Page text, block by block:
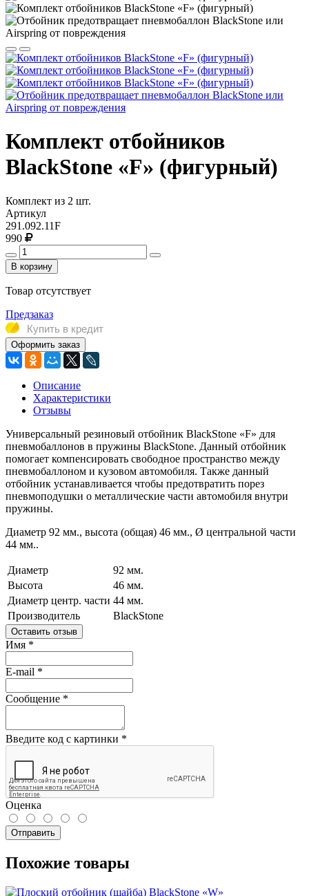
Комплект отбойников
BlackStone «F» (фигурный)
Комплект из 2 шт.
Артикул
291.092.11F
990
В корзину
Товар отсутствует
Предзаказ
Купить в кредит
Оформить заказ
Описание
Характеристики
Отзывы
Универсальный резиновый отбойник BlackStone «F» для
пневмобаллонов в пружины BlackStone. Данный отбойник
помогает компенсировать свободное пространство между
пневмобаллоном и кузовом автомобиля. Также данный
отбойник устанавливается чтобы предотвратить порез
пневмоподушки о металлические части автомобиля внутри
пружины.
Диаметр 92 мм., высота (общая) 46 мм., Ø центральной части
44 мм..
Диаметр
92 мм.
Высота
46 мм.
Диаметр центр. части 44 мм.
Производитель
BlackStone
Оставить отзыв
Имя *
E-mail *
Сообщение *
Введите код с картинки *
Оценка
Отправить
Похожие товары